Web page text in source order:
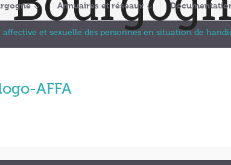
Annuaires et réseaux
affective et sexuelle des personnes en situation de
logo-AFFA